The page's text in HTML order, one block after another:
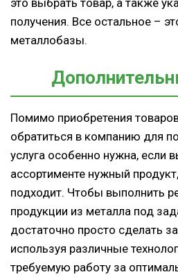
получения. Все остальное –
металлобазы.
Помимо приобретения
обратиться в компанию для
услуга особенно нужна, если
ассортименте нужный
подходит. Чтобы выполнить
продукции из металла под
достаточно просто сделать
используя различные
требуемую работу за